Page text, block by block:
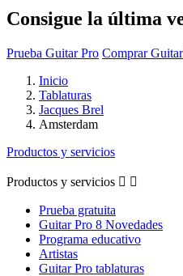
Consigue la última
Prueba Guitar Pro Comprar
Inicio
Tablaturas
Jacques Brel
Amsterdam
Productos y servicios
Productos y servicios  
Prueba gratuita
Guitar Pro 8 Novedades
Programa educativo
Artistas
Guitar Pro tablaturas